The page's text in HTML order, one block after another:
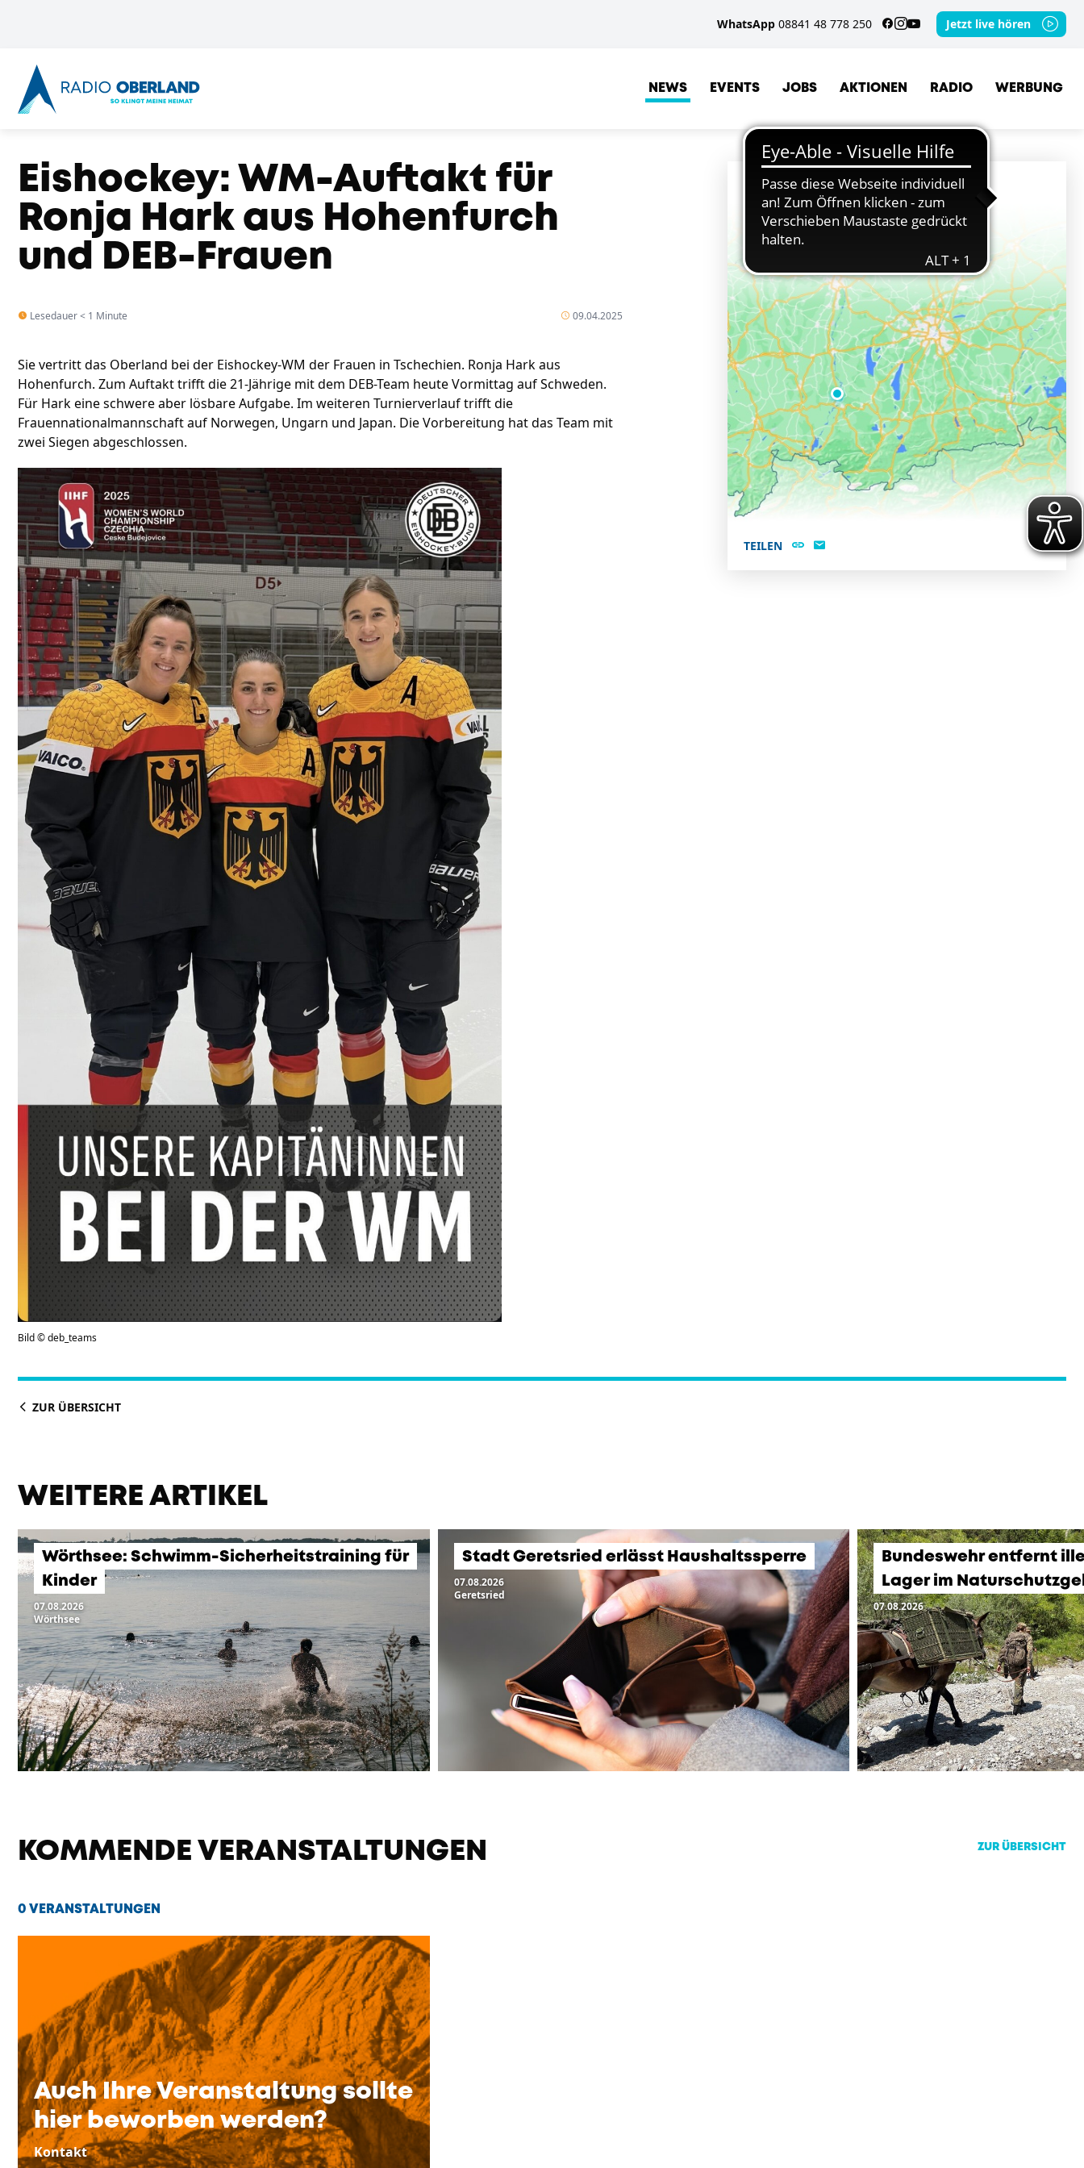
WhatsApp 08841 48 778 250 Jetzt live hören
NEWS EVENTS JOBS AKTIONEN RADIO WERBUNG
Eishockey: WM-Auftakt für
Ronja Hark aus Hohenfurch
und DEB-Frauen
Lesedauer < 1 Minute 09.04.2025
Sie vertritt das Oberland bei der Eishockey-WM der Frauen in Tschechien. Ronja Hark aus
Hohenfurch. Zum Auftakt trifft die 21-Jährige mit dem DEB-Team heute Vormittag auf Schweden.
Für Hark eine schwere aber lösbare Aufgabe. Im weiteren Turnierverlauf trifft die
Frauennationalmannschaft auf Norwegen, Ungarn und Japan. Die Vorbereitung hat das Team mit
zwei Siegen abgeschlossen.
Bild © deb_teams
ORTE
HOHENFURCH
TEILEN
ZUR ÜBERSICHT
WEITERE ARTIKEL
Wörthsee: Schwimm-Sicherheitstraining für
Kinder
07.08.2026
Wörthsee
Stadt Geretsried erlässt Haushaltssperre
07.08.2026
Geretsried
Bundeswehr entfernt
Lager im
07.08.2026
KOMMENDE VERANSTALTUNGEN ZUR ÜBERSICHT
0 VERANSTALTUNGEN
Auch Ihre Veranstaltung sollte
hier beworben werden?
Kontakt